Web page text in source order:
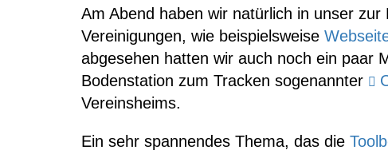
Am Abend haben wir natürlich in unser
Vereinigungen, wie beispielsweise
abgesehen hatten wir auch noch ein paar
Bodenstation zum Tracken sogenannter
Vereinsheims.
Ein sehr spannendes Thema, das die